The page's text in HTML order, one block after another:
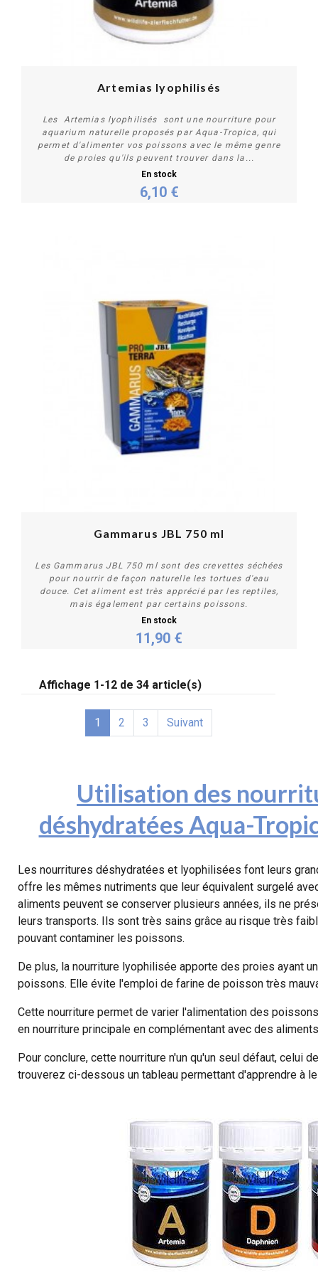
Acheter
Artemias lyophilisés
Les Artemias lyophilisés sont une nourriture pour
aquarium naturelle proposés par Aqua-Tropica, qui
permet d'alimenter vos poissons avec le même genre
de proies qu'ils peuvent trouver dans la...
En stock
6,10 €
Acheter
Gammarus JBL 750 ml
Les Gammarus JBL 750 ml sont des crevettes séchées
pour nourrir de façon naturelle les tortues d'eau
douce. Cet aliment est très apprécié par les reptiles,
mais également par certains poissons.
En stock
11,90 €
Affichage 1-12 de 34 article(s)
1 2 3 Suivant
Utilisation des
déshydratées Aqua-
Les nourritures déshydratées et lyophilisées font leurs
offre les mêmes nutriments que leur équivalent surgelé
aliments peuvent se conserver plusieurs années, ils ne
leurs transports. Ils sont très sains grâce au risque très
pouvant contaminer les poissons.
De plus, la nourriture lyophilisée apporte des proies ayant
poissons. Elle évite l'emploi de farine de poisson très
Cette nourriture permet de varier l'alimentation des
en nourriture principale en complémentant avec des
Pour conclure, cette nourriture n'un qu'un seul défaut, celui
trouverez ci-dessous un tableau permettant d'apprendre à